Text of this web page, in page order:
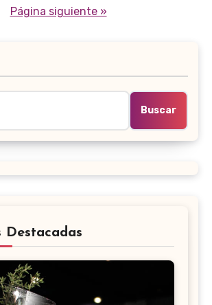
Página siguiente »
Buscar
Destacadas